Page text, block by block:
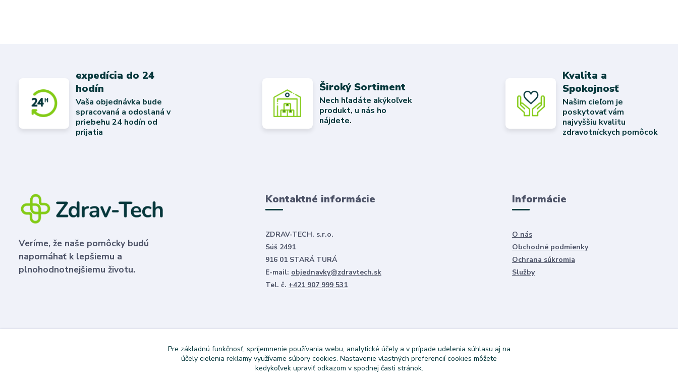
expedícia do 24
hodín
Vaša objednávka bude
spracovaná a odoslaná v
priebehu 24 hodín od
prijatia
Široký Sortiment
Nech hľadáte akýkoľvek
produkt, u nás ho
nájdete.
Kvalita a
Spokojnosť
Našim cieľom je
poskytovať vám
najvyššiu kvalitu
zdravotníckych pomôcok
Veríme, že naše pomôcky budú
napomáhať k lepšiemu a
plnohodnotnejšiemu životu.
Kontaktné informácie
ZDRAV-TECH. s.r.o.
Súš 2491
916 01 STARÁ TURÁ
E-mail: objednavky@zdravtech.sk
Tel. č. +421 907 999 531
Informácie
O nás
Obchodné podmienky
Ochrana súkromia
Služby
Pre základnú funkčnosť, spríjemnenie používania webu, analytické účely a v prípade udelenia súhlasu aj na
účely cielenia reklamy využívame súbory cookies. Nastavenie vlastných preferencií cookies môžete
kedykoľvek upraviť odkazom v spodnej časti stránok.